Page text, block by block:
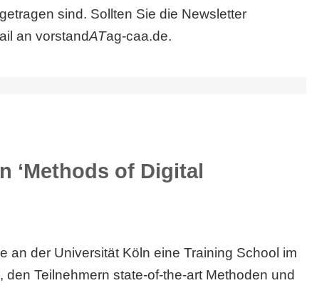
sind. Sollten Sie die Newsletter
an vorstandATag-caa.de.
‘Methods of Digital
an der Universität Köln eine Training School im
den Teilnehmern state-of-the-art Methoden und